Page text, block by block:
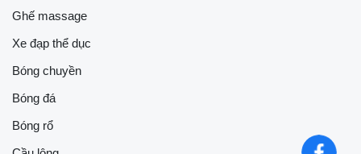
Ghế massage
Xe đạp thể dục
Bóng chuyền
Bóng đá
Bóng rổ